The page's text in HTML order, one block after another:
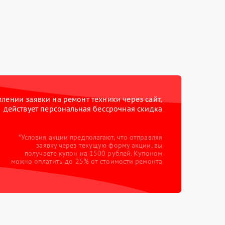
заявки на ремонт техники через сайт,
действует персональная бессрочная скидка
*Условия акции предполагают, что отправляя
заявку через текущую форму акции, вы
получаете купон на 1500 рублей. Купоном
можно оплатить до 25% от стоимости ремонта